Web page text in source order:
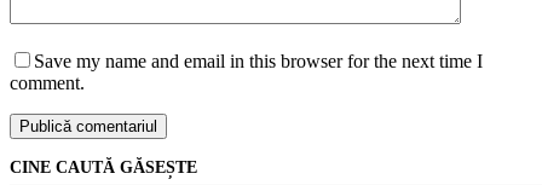
Save my name and email in this browser for the next time I
comment.
Publică comentariul
CINE CAUTĂ GĂSEȘTE